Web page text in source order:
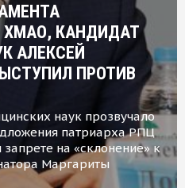
ХМАО, КАНДИДАТ
АЛЕКСЕЙ
ПРОТИВ
наук прозвучало
патриарха РПЦ
на «склонение» к
Маргариты